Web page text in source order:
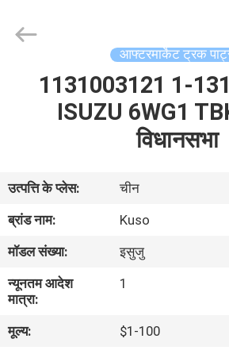
हमारे
बारे
में
कारखाना
भ्रमण
आफ्टरमार्केट ट्रक
1131003121 1-
ISUZU 6WG1
विधानसभा
उत्पत्ति के प्लेस:
चीन
ब्रांड नाम:
Kuso
मॉडल संख्या:
इसुजु
न्यूनतम आदेश
मात्रा:
1
मूल्य:
$1-100